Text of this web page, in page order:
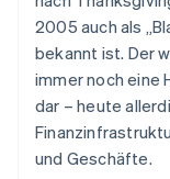
2005 auch als
bekannt ist. Der
immer noch eine
dar – heute
und Geschäfte.